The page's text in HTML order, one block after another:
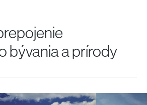
bývania a prírody